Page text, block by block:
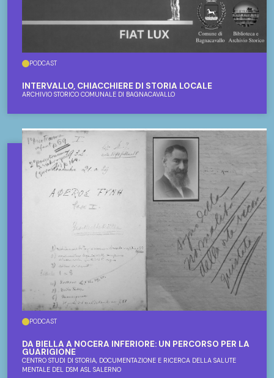
PODCAST
INTERVALLO, CHIACCHIERE DI STORIA LOCALE
ARCHIVIO STORICO COMUNALE DI BAGNACAVALLO
PODCAST
DA BIELLA A NOCERA INFERIORE: UN PERCORSO PER LA
GUARIGIONE
CENTRO STUDI DI STORIA, DOCUMENTAZIONE E RICERCA DELLA SALUTE
MENTALE DEL DSM ASL SALERNO